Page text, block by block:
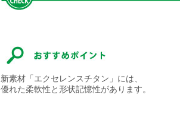
新素材「エクセレンスチタン」には、
優れた柔軟性と形状記憶性があります。